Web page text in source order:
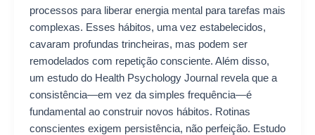
processos para liberar energia mental para tarefas mais
complexas. Esses hábitos, uma vez estabelecidos,
cavaram profundas trincheiras, mas podem ser
remodelados com repetição consciente. Além disso,
um estudo do Health Psychology Journal revela que a
consistência—em vez da simples frequência—é
fundamental ao construir novos hábitos. Rotinas
conscientes exigem persistência, não perfeição. Estudo